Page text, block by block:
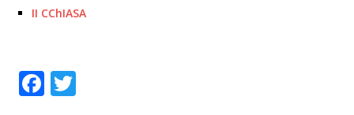
II CChIASA
F